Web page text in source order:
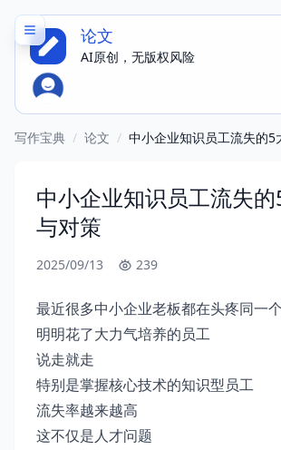
论文
AI原创，无版权风险
海量应用模板，想写什么就写什么
写作宝典 / 论文 / 中小企业知识员工流失的5
中小企业知识员工流失
与对策
2025/09/13 239
最近很多中小企业老板都在头疼同一
明明花了大力气培养的员工
说走就走
特别是掌握核心技术的知识型员工
流失率越来越高
这不仅是人才问题